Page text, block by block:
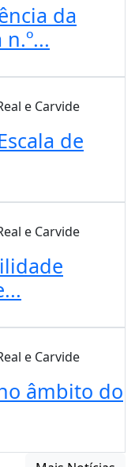
da
e Carvide
de
e Carvide
e Carvide
âmbito do